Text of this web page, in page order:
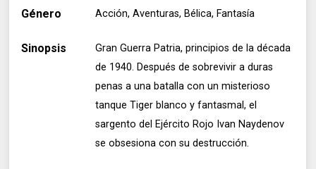
Género Acción, Aventuras, Bélica, Fantasía
Sinopsis
Gran Guerra Patria, principios de la década
de 1940. Después de sobrevivir a duras
penas a una batalla con un misterioso
tanque Tiger blanco y fantasmal, el
sargento del Ejército Rojo Ivan Naydenov
se obsesiona con su destrucción.